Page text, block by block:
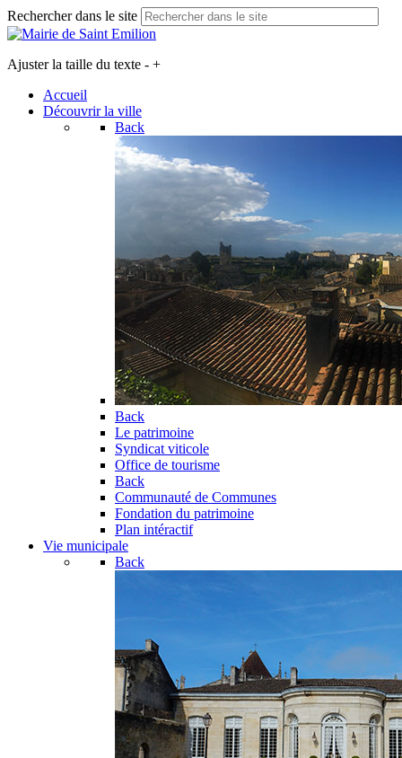
Rechercher dans le site
Ajuster la taille du texte - +
Accueil
Découvrir la ville
Back
Back
Le patrimoine
Syndicat viticole
Office de tourisme
Back
Communauté de Communes
Fondation du patrimoine
Plan intéractif
Vie municipale
Back